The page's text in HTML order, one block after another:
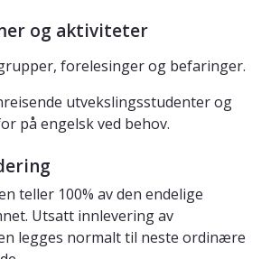
og aktiviteter
forelesinger og befaringer.
utvekslingsstudenter og
på engelsk ved behov.
teller 100% av den endelige
Utsatt innlevering av
legges normalt til neste ordinære